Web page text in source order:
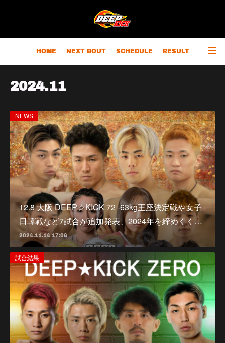
HOME NEXT BOUT SCHEDULE RESULT
2024.11
NEWS
12.8 大阪 DEEP☆KICK 72 -63kg王座決定戦や女子
日韓戦など7試合が追加発表、2024年を締めくく…
2024.11.14 17:06
試合結果